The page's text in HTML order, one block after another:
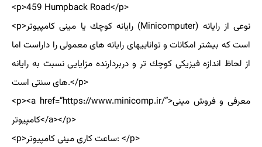
<p>459 Humpback Road</p>
<p>رایانه كوچك یا مینی كامپیوتر (Minicomputer) نوعی از رایانه
است كه بیشتر امكانات و تواناییهای رایانه های معمولی را داراست اما
از لحاظ اندازه فیزیكی كوچك تر و دربردارنده مزایایی نسبت به رایانه
های سنتی است.</p>
<p><a href=”https://www.minicomp.ir/”>معرفی و فروش مینی
کامپیوتر</a></p>
<p>ساعت کاری مینی کامپیوتر: </p>